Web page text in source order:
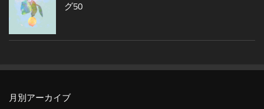
グ50
月別アーカイブ